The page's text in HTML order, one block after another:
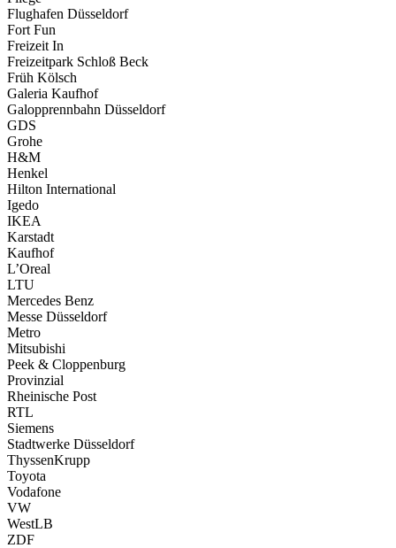
Flughafen Düsseldorf
Fort Fun
Freizeit In
Freizeitpark Schloß Beck
Früh Kölsch
Galeria Kaufhof
Galopprennbahn Düsseldorf
GDS
Grohe
H&M
Henkel
Hilton International
Igedo
IKEA
Karstadt
Kaufhof
L’Oreal
LTU
Mercedes Benz
Messe Düsseldorf
Metro
Mitsubishi
Peek & Cloppenburg
Provinzial
Rheinische Post
RTL
Siemens
Stadtwerke Düsseldorf
ThyssenKrupp
Toyota
Vodafone
VW
WestLB
ZDF